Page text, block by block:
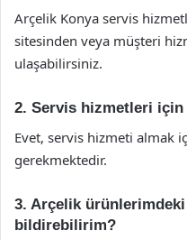
Arçelik Konya servis
sitesinden veya müşteri
ulaşabilirsiniz.
2. Servis hizmetleri
Evet, servis hizmeti almak
gerekmektedir.
3. Arçelik ürünlerimdeki
bildirebilirim?